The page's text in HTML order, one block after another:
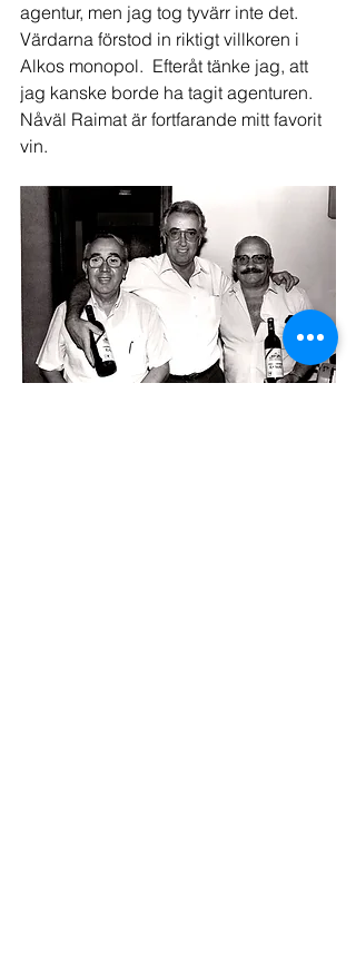
agentur, men jag tog tyvärr inte det.
Värdarna förstod in riktigt villkoren i
Alkos monopol.  Efteråt tänke jag, att
jag kanske borde ha tagit agenturen.
Nåväl Raimat är fortfarande mitt favorit
vin.